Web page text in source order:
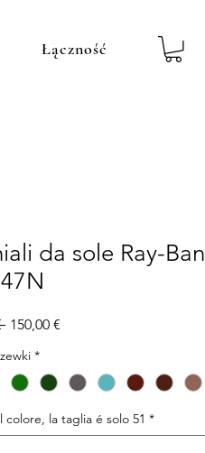
Łączność
da sole Ray-Ban
Regularna
150,00 €
*
colore, la taglia é solo 51 *